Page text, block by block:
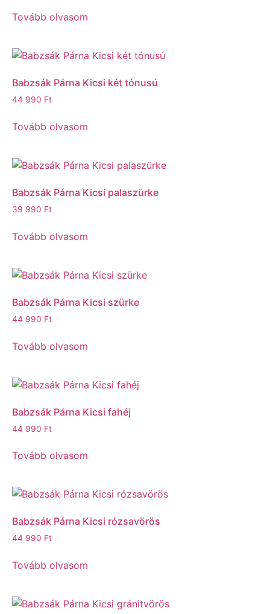
Tovább olvasom
Babzsák Párna Kicsi két tónusú
44 990 Ft
Tovább olvasom
Babzsák Párna Kicsi palaszürke
39 990 Ft
Tovább olvasom
Babzsák Párna Kicsi szürke
44 990 Ft
Tovább olvasom
Babzsák Párna Kicsi fahéj
44 990 Ft
Tovább olvasom
Babzsák Párna Kicsi rózsavörös
44 990 Ft
Tovább olvasom